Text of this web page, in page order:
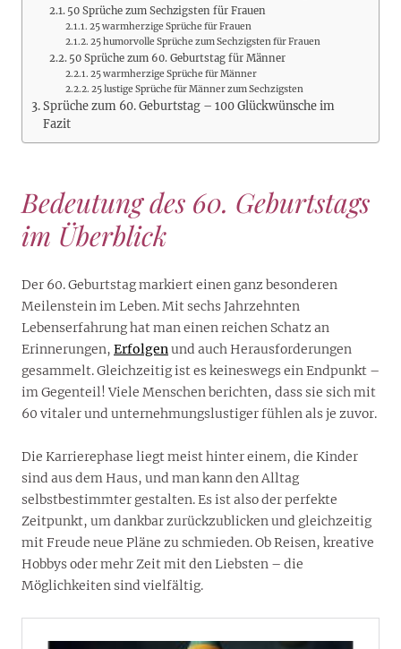
50 Sprüche zum Sechzigsten für Frauen
25 warmherzige Sprüche für Frauen
25 humorvolle Sprüche zum Sechzigsten für Frauen
50 Sprüche zum 60. Geburtstag für Männer
25 warmherzige Sprüche für Männer
25 lustige Sprüche für Männer zum Sechzigsten
Sprüche zum 60. Geburtstag – 100 Glückwünsche im
Fazit
Bedeutung des 60. Geburtstags
im Überblick
Der 60. Geburtstag markiert einen ganz besonderen
Meilenstein im Leben. Mit sechs Jahrzehnten
Lebenserfahrung hat man einen reichen Schatz an
Erinnerungen, Erfolgenund auch Herausforderungen
gesammelt. Gleichzeitig ist es keineswegs ein Endpunkt –
im Gegenteil! Viele Menschen berichten, dass sie sich mit
60 vitaler und unternehmungslustiger fühlen als je zuvor.
Die Karrierephase liegt meist hinter einem, die Kinder
sind aus dem Haus, und man kann den Alltag
selbstbestimmter gestalten. Es ist also der perfekte
Zeitpunkt, um dankbar zurückzublicken und gleichzeitig
mit Freude neue Pläne zu schmieden. Ob Reisen, kreative
Hobbys oder mehr Zeit mit den Liebsten – die
Möglichkeiten sind vielfältig.